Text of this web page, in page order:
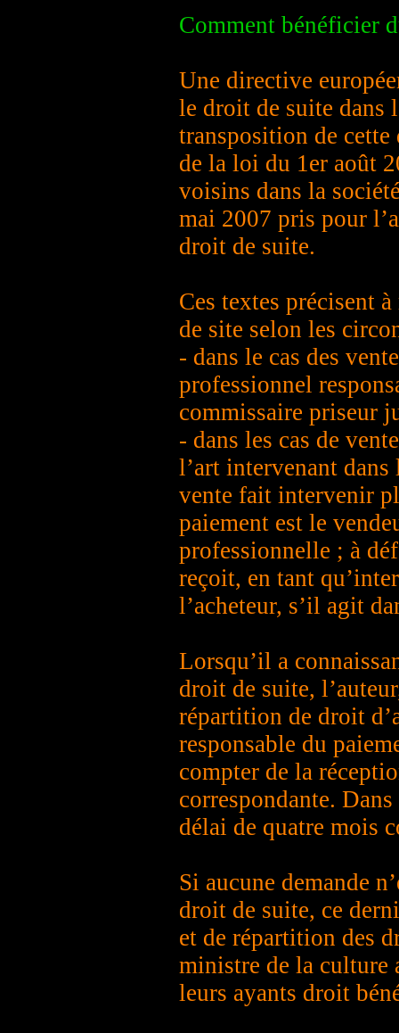
Comment bénéficier
Une directive
le droit de suite dans
transposition de
de la loi du 1er août
voisins dans la
mai 2007 pris pour
droit de suite.
Ces textes précisent
de site selon les
- dans le cas des
professionnel
commissaire priseur
- dans les cas de
l’art intervenant
vente fait intervenir
paiement est le
professionnelle ; à
reçoit, en tant
l’acheteur, s’il agit
Lorsqu’il a
droit de suite,
répartition de droit
responsable du
compter de la
correspondante.
délai de quatre mois
Si aucune demande
droit de suite, ce
et de répartition des
ministre de la culture
leurs ayants droit